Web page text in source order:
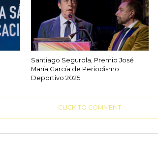
Santiago Segurola, Premio José
María García de Periodismo
Deportivo 2025
CLICK TO COMMENT